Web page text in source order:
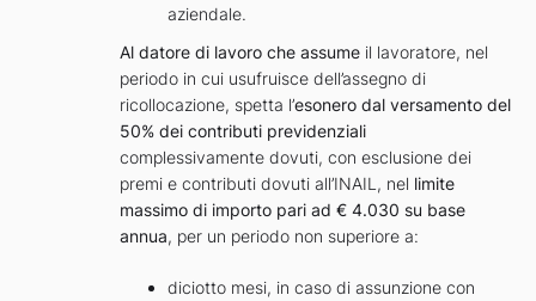
aziendale.
Al datore di lavoro che assume il lavoratore, nel
periodo in cui usufruisce dell’assegno di
ricollocazione, spetta l’esonero dal versamento del
50% dei contributi previdenziali
complessivamente dovuti, con esclusione dei
premi e contributi dovuti all’INAIL, nel limite
massimo di importo pari ad € 4.030 su base
annua, per un periodo non superiore a:
diciotto mesi, in caso di assunzione con